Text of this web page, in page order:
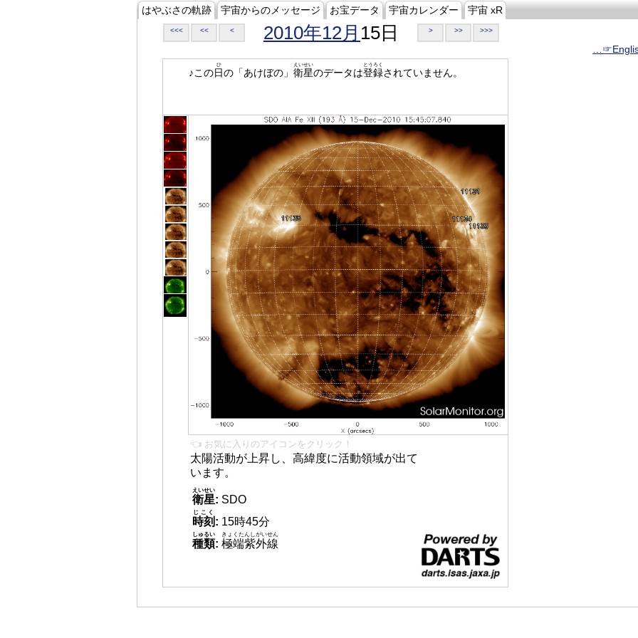
はやぶさの軌跡 宇宙からのメッセージ お宝データ 宇宙カレンダー 宇宙 xR
<<< << < 2010年12月 15日 > >> >>>
♪この日
ひ
の「あけぼの」 衛星
えいせい
のデータは登録
とうろく
されていません。
👈 お気に入りのアイコンをクリック！
太陽活動が上昇し、高緯度に活動領域が出て
います。
衛星
えいせい
: SDO
時刻
じこく
: 15時45分
種類
しゅるい
: 極端紫外線
きょくたんしがいせん